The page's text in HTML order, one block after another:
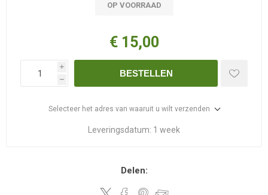
OP VOORRAAD
€ 15,00
i
h
BESTELLEN
Selecteer het adres van waaruit u wilt verzenden
Leveringsdatum: 1 week
Delen: